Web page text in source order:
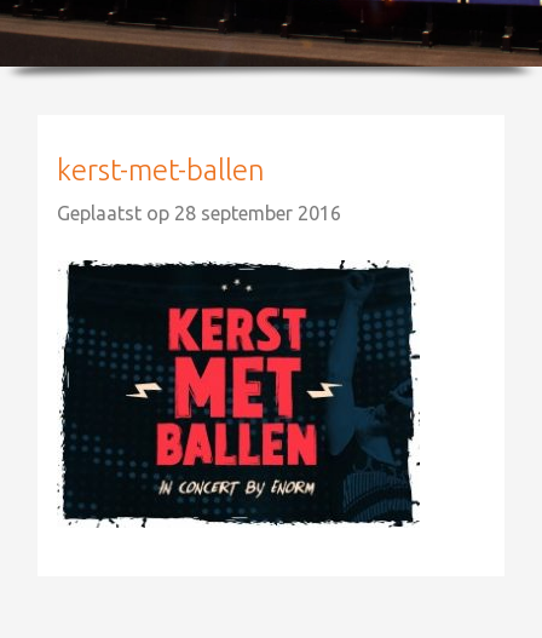
over ons
kerst-met-ballen
Geplaatst op 28 september 2016